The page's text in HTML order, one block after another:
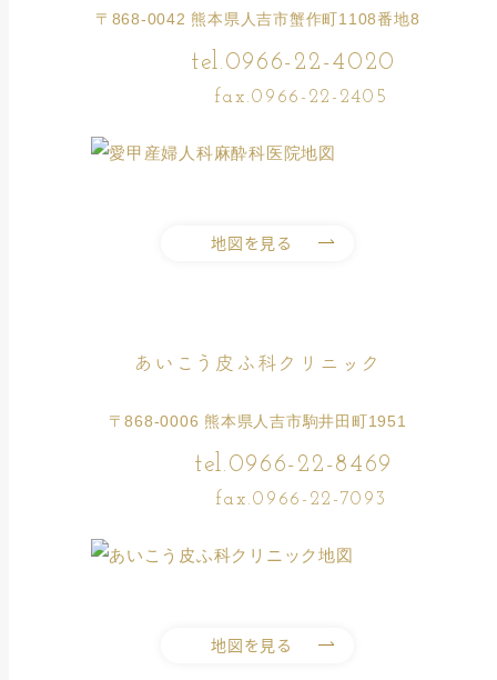
〒868-0042 熊本県人吉市蟹作町1108番地8
tel.0966-22-4020
fax.0966-22-2405
地図を見る
あいこう皮ふ科クリニック
〒868-0006 熊本県人吉市駒井田町1951
tel.0966-22-8469
fax.0966-22-7093
地図を見る